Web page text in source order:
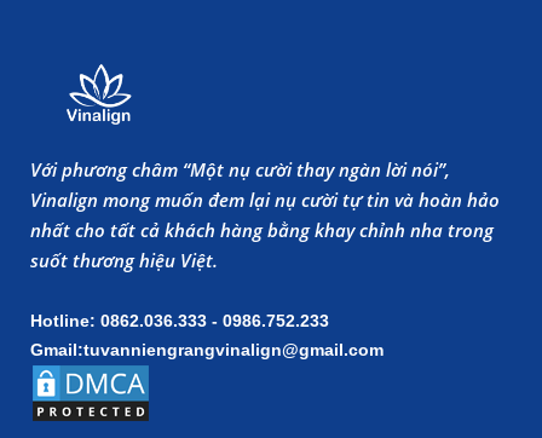
Với phương châm “Một nụ cười thay ngàn lời nói”,
Vinalign mong muốn đem lại nụ cười tự tin và hoàn hảo
nhất cho tất cả khách hàng bằng khay chỉnh nha trong
suốt thương hiệu Việt.
Hotline: 0862.036.333 - 0986.752.233
Gmail:tuvanniengrangvinalign@gmail.com